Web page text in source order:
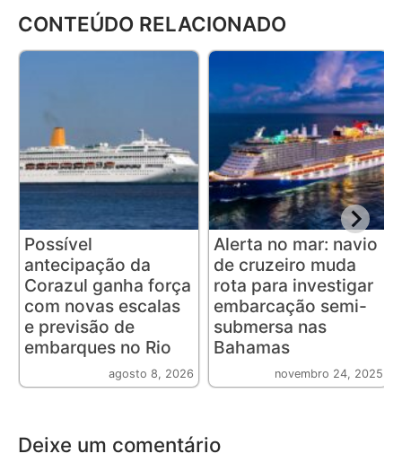
CONTEÚDO RELACIONADO
Possível
antecipação da
Corazul ganha força
com novas escalas
e previsão de
embarques no Rio
agosto 8, 2026
Alerta no mar: navio
de cruzeiro muda
rota para investigar
embarcação semi-
submersa nas
Bahamas
novembro 24, 2025
Deixe um comentário